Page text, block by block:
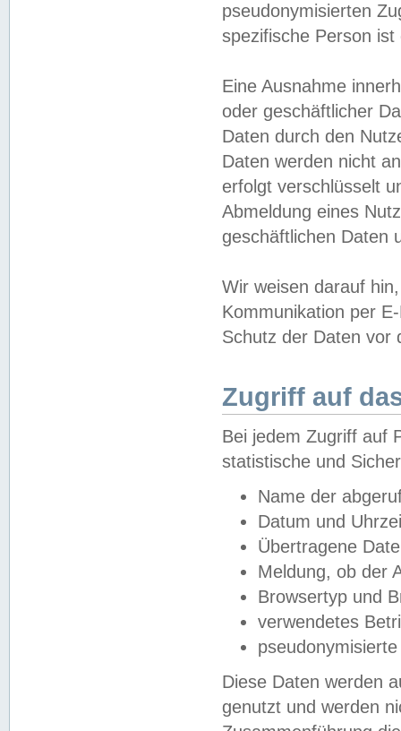
pseudonymisierten
spezifische Person
Eine Ausnahme
oder geschäftlicher
Daten durch den
Daten werden nicht
erfolgt verschlüsselt
Abmeldung eines
geschäftlichen Daten
Wir weisen darauf
Kommunikation per
Schutz der Daten vor
Zugriff auf
Bei jedem Zugriff auf
statistische und
Name der
Datum und
Übertragene
Meldung, ob der
Browsertyp und
verwendetes
Diese Daten werden
genutzt und werden